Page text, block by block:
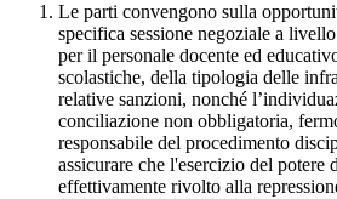
Le parti convengono sulla
specifica sessione negoziale a
per il personale docente ed
scolastiche, della tipologia delle
relative sanzioni, nonché
conciliazione non obbligatoria,
responsabile del procedimento
assicurare che l'esercizio del potere
effettivamente rivolto alla